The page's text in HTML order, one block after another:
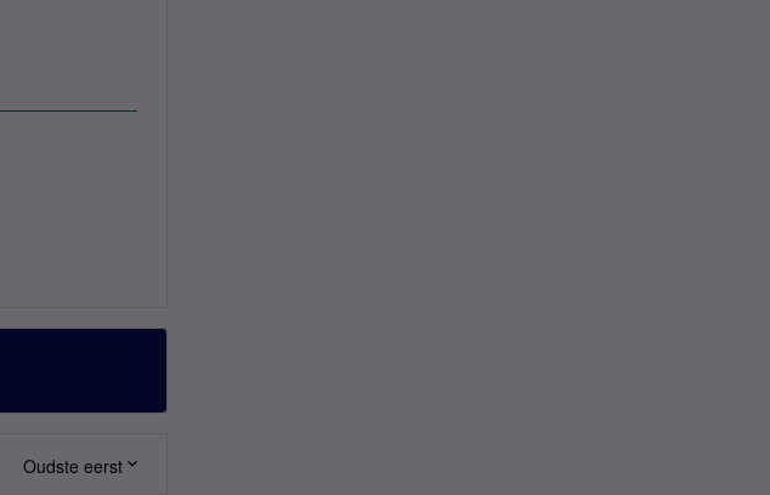
Oudste eerst